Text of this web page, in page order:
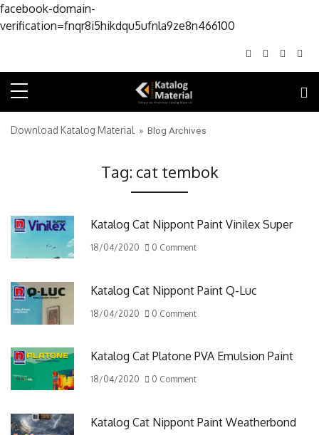
facebook-domain-
verification=fnqr8i5hikdqu5ufnla9ze8n466100
Download Katalog Material » Blog Archives
Tag: cat tembok
Katalog Cat Nippont Paint Vinilex Super
18/04/2020 0 Comment
Katalog Cat Nippont Paint Q-Luc
18/04/2020 0 Comment
Katalog Cat Platone PVA Emulsion Paint
18/04/2020 0 Comment
Katalog Cat Nippont Paint Weatherbond